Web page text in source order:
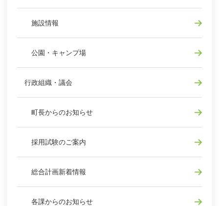
施設情報
公園・キャンプ場
行政組織・議会
町長からのお知らせ
採用試験のご案内
総合計画新着情報
各課からのお知らせ